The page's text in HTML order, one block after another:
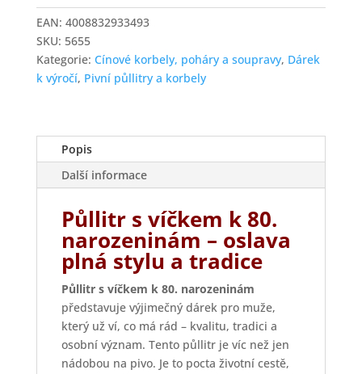
500
ml
jubilejní
80
s
množství
EAN: 4008832933493
SKU: 5655
Kategorie: Cínové korbely, poháry a soupravy, Dárek
k výročí, Pivní půllitry a korbely
Popis
Další informace
Půllitr s víčkem k 80.
narozeninám – oslava
plná stylu a tradice
Půllitr s víčkem k 80. narozeninám
představuje výjimečný dárek pro muže,
který už ví, co má rád – kvalitu, tradici a
osobní význam. Tento půllitr je víc než jen
nádobou na pivo. Je to pocta životní cestě,